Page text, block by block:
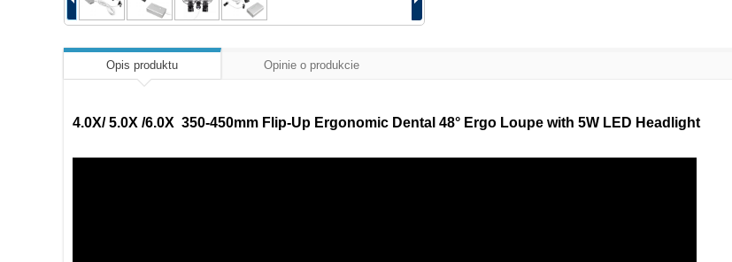
Opis produktu Opinie o produkcie
4.0X/ 5.0X /6.0X 350-450mm Flip-Up Ergonomic Dental 48° Ergo Loupe with 5W LED Headlight